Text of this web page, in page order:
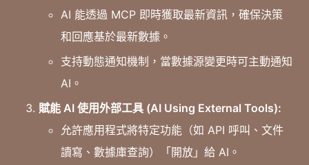
AI 能透過 MCP 即時獲取最新資訊，確保決策
和回應基於最新數據。
支持動態通知機制，當數據源變更時可主動通知
AI。
賦能 AI 使用外部工具 (AI Using External Tools):
允許應用程式將特定功能（如 API 呼叫、文件
讀寫、數據庫查詢）「開放」給 AI。